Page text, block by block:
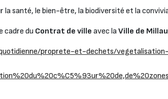
la santé, le bien-être, la biodiversité et la
cadre du Contrat de ville avec laVille de Millau
proprete-et-dechets/